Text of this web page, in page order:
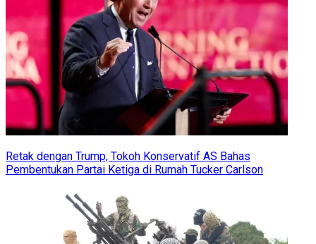
Retak dengan Trump, Tokoh Konservatif AS Bahas
Pembentukan Partai Ketiga di Rumah Tucker Carlson